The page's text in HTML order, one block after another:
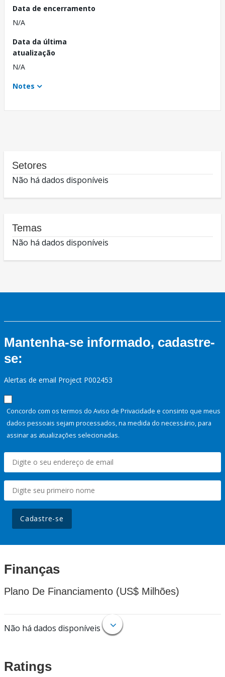
Data de encerramento
N/A
Data da última
atualização
N/A
Notes
Setores
Não há dados disponíveis
Temas
Não há dados disponíveis
Mantenha-se informado, cadastre-
se:
Alertas de email Project P002453
Concordo com os termos do Aviso de Privacidade e consinto que meus
dados pessoais sejam processados, na medida do necessário, para
assinar as atualizações selecionadas.
Cadastre-se
Finanças
Plano De Financiamento (US$ Milhões)
Não há dados disponíveis
Ratings